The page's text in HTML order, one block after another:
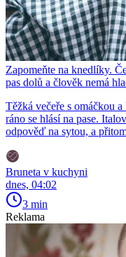
Zapomeňte na knedlíky.
pas dolů a člověk nemá
Těžká večeře s omáčkou
ráno se hlásí na pase.
odpověď na sytou, a
Bruneta v kuchyni
dnes, 04:02
3 min
Reklama